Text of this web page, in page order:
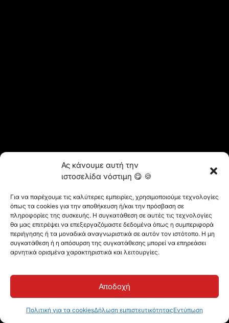
Ας κάνουμε αυτή την
ιστοσελίδα νόστιμη 😋 🍪
Για να παρέχουμε τις καλύτερες εμπειρίες, χρησιμοποιούμε τεχνολογίες
όπως τα cookies για την αποθήκευση ή/και την πρόσβαση σε
πληροφορίες της συσκευής. Η συγκατάθεση σε αυτές τις τεχνολογίες
θα μας επιτρέψει να επεξεργαζόμαστε δεδομένα όπως η συμπεριφορά
περιήγησης ή τα μοναδικά αναγνωριστικά σε αυτόν τον ιστότοπο. Η μη
συγκατάθεση ή η απόσυρση της συγκατάθεσης μπορεί να επηρεάσει
αρνητικά ορισμένα χαρακτηριστικά και λειτουργίες.
Αποδοχή
Πολιτική για τα cookiesΔήλωση εμπιστευτικότηταςΕντύπωση